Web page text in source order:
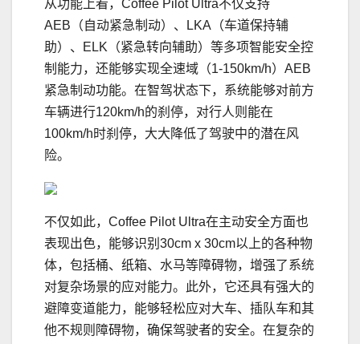
从功能上看，Coffee Pilot Ultra不仅支持
AEB（自动紧急制动）、LKA（车道保持辅
助）、ELK（紧急转向辅助）等多项智能安全控
制能力，还能够实现全速域（1-150km/h）AEB
紧急制动功能。在智驾状态下，系统能够对前方
车辆进行120km/h的刹停，对行人则能在
100km/h时刹停，大大降低了驾驶中的潜在风
险。
不仅如此，Coffee Pilot Ultra在主动安全方面也
表现出色，能够识别30cm x 30cm以上的各种物
体，包括桶、纸箱、水马等障碍物，增强了系统
对复杂场景的应对能力。此外，它还具有强大的
避障变道能力，能够轻松应对大车、插队车和其
他不规则障碍物，确保驾驶者的安全。在复杂的